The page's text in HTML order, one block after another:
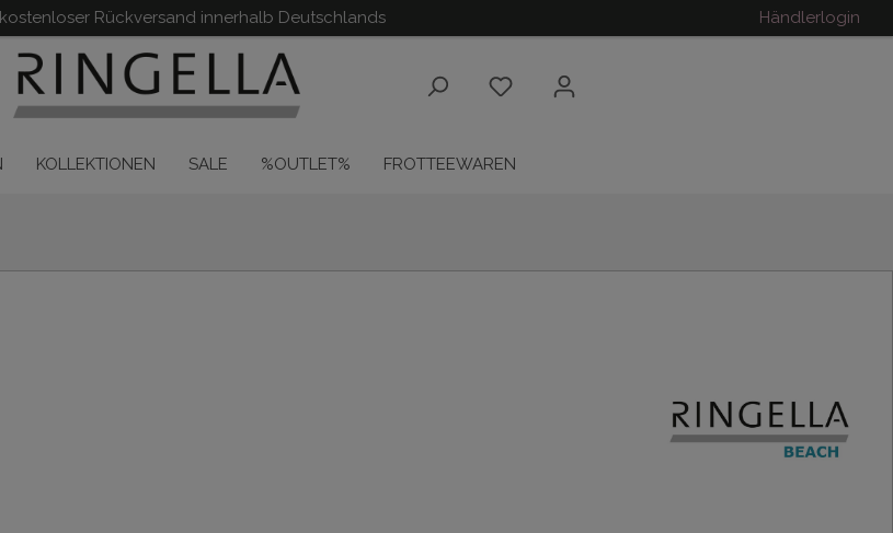
kostenloser Rückversand innerhalb Deutschlands Händlerlogin
KOLLEKTIONEN SALE %OUTLET% FROTTEEWAREN